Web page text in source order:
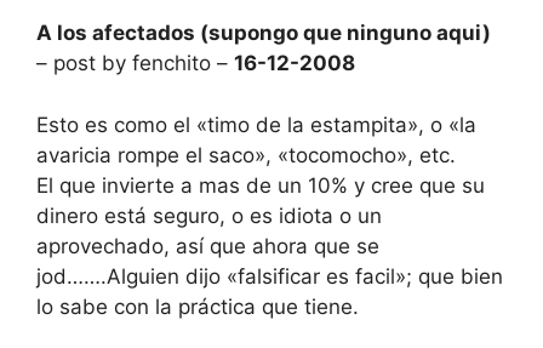
A los afectados (supongo que ninguno aqui)
– post by fenchito – 16-12-2008
Esto es como el «timo de la estampita», o «la
avaricia rompe el saco», «tocomocho», etc.
El que invierte a mas de un 10% y cree que su
dinero está seguro, o es idiota o un
aprovechado, así que ahora que se
jod…….Alguien dijo «falsificar es facil»; que bien
lo sabe con la práctica que tiene.